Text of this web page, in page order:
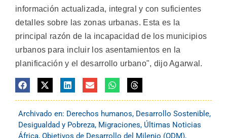
información actualizada, integral y con suficientes
detalles sobre las zonas urbanas. Esta es la
principal razón de la incapacidad de los municipios
urbanos para incluir los asentamientos en la
planificación y el desarrollo urbano", dijo Agarwal.
Archivado en: Derechos humanos, Desarrollo Sostenible,
Desigualdad y Pobreza, Migraciones, Últimas Noticias
África, Objetivos de Desarrollo del Milenio (ODM),